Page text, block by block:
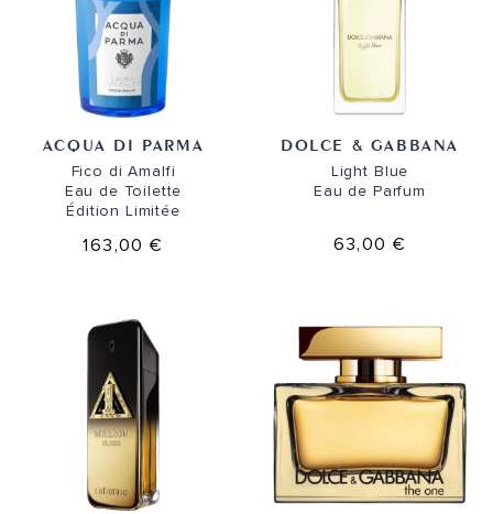
ACQUA DI PARMA
Fico di Amalfi
Eau de Toilette
Édition Limitée
163,00 €
DOLCE & GABBANA
Light Blue
Eau de Parfum
63,00 €